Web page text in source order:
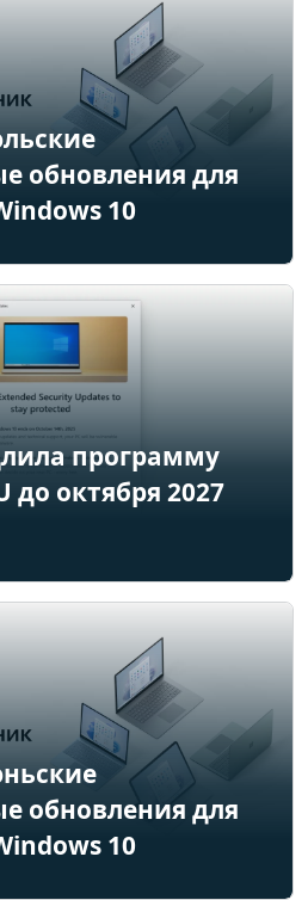
обновления для
10
программу
до октября 2027
обновления для
10